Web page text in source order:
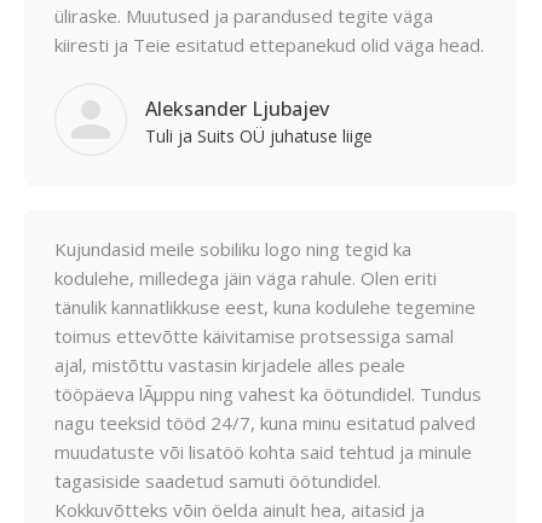
üliraske. Muutused ja parandused tegite väga
kiiresti ja Teie esitatud ettepanekud olid väga head.
Aleksander Ljubajev
Tuli ja Suits OÜ juhatuse liige
Kujundasid meile sobiliku logo ning tegid ka
kodulehe, milledega jäin väga rahule. Olen eriti
tänulik kannatlikkuse eest, kuna kodulehe tegemine
toimus ettevõtte käivitamise protsessiga samal
ajal, mistõttu vastasin kirjadele alles peale
tööpäeva lÃµppu ning vahest ka öötundidel. Tundus
nagu teeksid tööd 24/7, kuna minu esitatud palved
muudatuste või lisatöö kohta said tehtud ja minule
tagasiside saadetud samuti öötundidel.
Kokkuvõtteks võin öelda ainult hea, aitasid ja